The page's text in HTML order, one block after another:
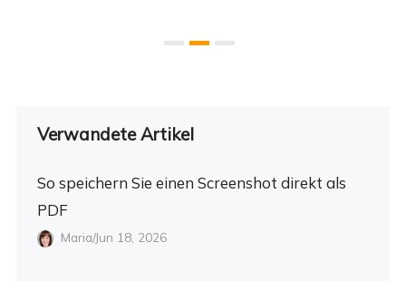
Verwandete Artikel
So speichern Sie einen Screenshot direkt als
PDF
Maria/Jun 18, 2026